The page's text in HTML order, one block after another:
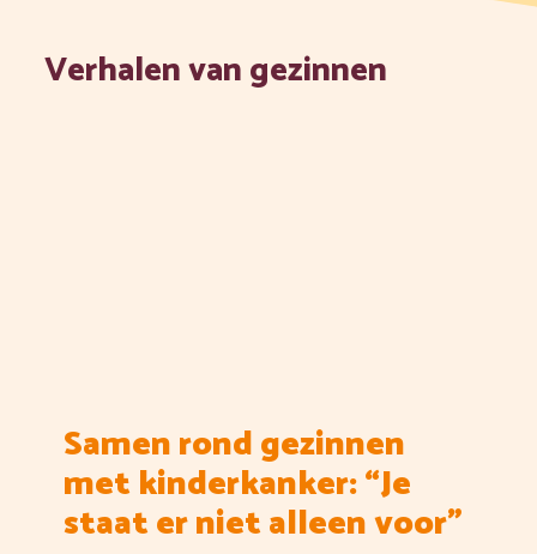
Verhalen van gezinnen
Samen rond gezinnen
met kinderkanker: “Je
staat er niet alleen voor”